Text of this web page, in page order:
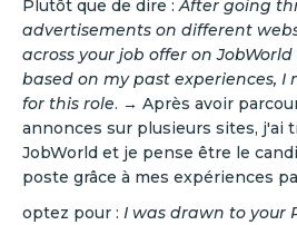
Plutôt que de dire : After going
advertisements on different
across your job offer on
based on my past experiences,
for this role. → Après avoir
annonces sur plusieurs sites, j'ai
JobWorld et je pense être le
poste grâce à mes expériences
optez pour : I was drawn to your